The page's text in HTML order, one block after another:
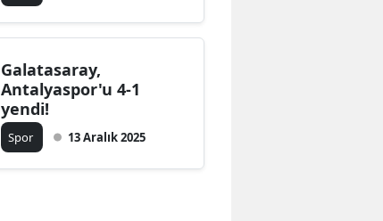
Galatasaray,
Antalyaspor'u 4-1
yendi!
Spor 13 Aralık 2025